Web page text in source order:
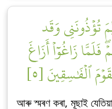
تُؤۡذُونَنِي وَقَد
زَاغُوٓاْ أَزَاغَ
ٱلۡفَٰسِقِينَ [٥]
আৰু স্মৰণ কৰা, মূছাই